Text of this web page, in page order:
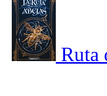
Ruta